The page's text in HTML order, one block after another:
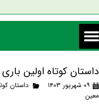
داستان کوتاه اولین
۰۹ شهریور ۱۴۰۳ داستان
معین